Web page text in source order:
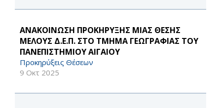
ΑΝΑΚΟΙΝΩΣΗ ΠΡΟΚΗΡΥΞΗΣ ΜΙΑΣ ΘΕΣΗΣ
ΜΕΛΟΥΣ Δ.Ε.Π. ΣΤΟ ΤΜΗΜΑ ΓΕΩΓΡΑΦΙΑΣ ΤΟΥ
ΠΑΝΕΠΙΣΤΗΜΙΟΥ ΑΙΓΑΙΟΥ
Προκηρύξεις Θέσεων
9 Οκτ 2025